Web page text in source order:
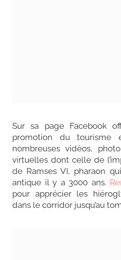
Sur sa page Facebook
promotion du tourisme
nombreuses vidéos,
virtuelles dont celle de
de Ramses VI, pharaon
antique il y a 3000 ans.
pour apprécier les
dans le corridor jusqu’au